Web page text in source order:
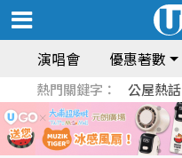
演唱會 優惠著數
熱門關鍵字： 公屋熱話